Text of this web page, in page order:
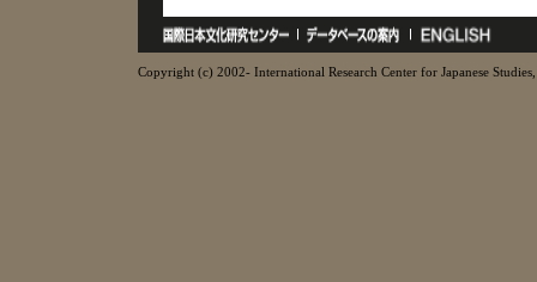
Copyright (c) 2002- International Research Center for Japanese